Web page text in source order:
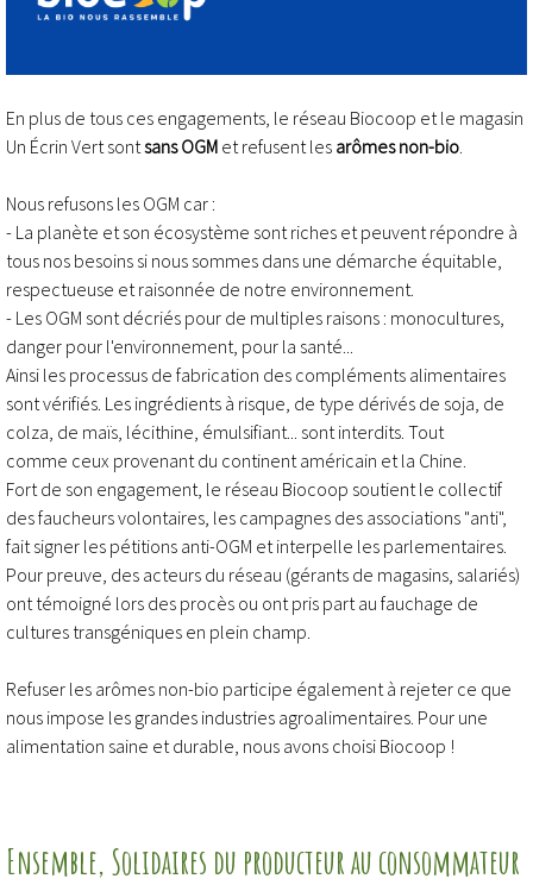
En plus de tous ces engagements, le réseau Biocoop et le magasin
Un Écrin Vert sontsans OGM et refusent les arômes non-bio.
Nous refusons les OGM car :
- La planète et son écosystème sont riches et peuvent répondre à
tous nos besoins si nous sommes dans une démarche équitable,
respectueuse et raisonnée de notre environnement.
- Les OGM sont décriés pour de multiples raisons : monocultures,
danger pour l'environnement, pour la santé...
Ainsi les processus de fabrication des compléments alimentaires
sont vérifiés. Les ingrédients à risque, de type dérivés de soja, de
colza, de maïs, lécithine, émulsifiant... sont interdits. Tout
comme ceux provenant du continent américain et la Chine.
Fort de son engagement, le réseau Biocoop soutient le collectif
des faucheurs volontaires, les campagnes des associations "anti",
fait signer les pétitions anti-OGM et interpelle les parlementaires.
Pour preuve, des acteurs du réseau (gérants de magasins, salariés)
ont témoigné lors des procès ou ont pris part au fauchage de
cultures transgéniques en plein champ.
Refuser les arômes non-bio participe également à rejeter ce que
nous impose les grandes industries agroalimentaires. Pour une
alimentation saine et durable, nous avons choisi Biocoop !
Ensemble, Solidaires du producteur au consommateur